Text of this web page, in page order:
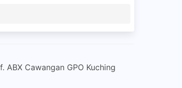
Cawangan GPO Kuching